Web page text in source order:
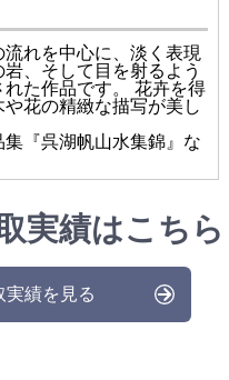
れを中心に、淡く表現
、そして目を射るよう
た作品です。 花卉を得
花の精緻な描写が美し
『呉湖帆山水集錦』な
実績はこちら
実績を見る